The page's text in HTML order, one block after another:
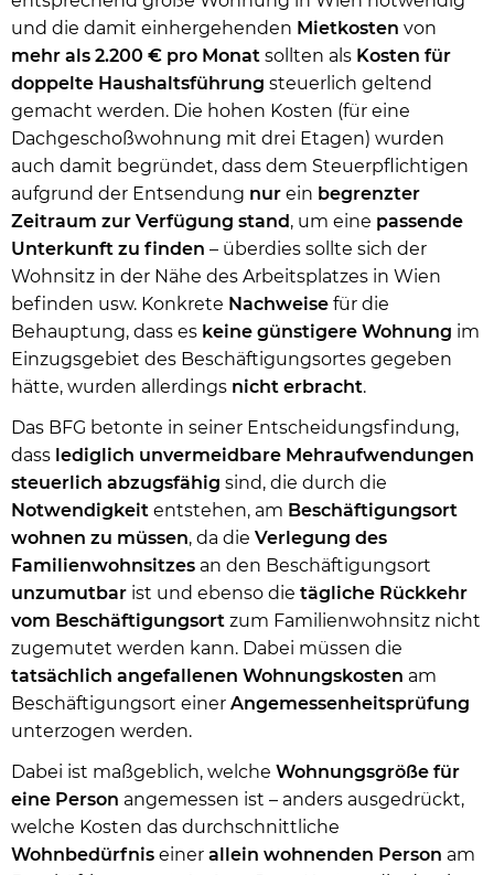
und die damit einhergehenden Mietkosten von
mehr als 2.200 € pro Monat sollten als Kosten für
doppelte Haushaltsführung steuerlich geltend
gemacht werden. Die hohen Kosten (für eine
Dachgeschoßwohnung mit drei Etagen) wurden
auch damit begründet, dass dem Steuerpflichtigen
aufgrund der Entsendung nur ein begrenzter
Zeitraum zur Verfügung stand, um eine passende
Unterkunft zu finden – überdies sollte sich der
Wohnsitz in der Nähe des Arbeitsplatzes in Wien
befinden usw. Konkrete Nachweise für die
Behauptung, dass es keine günstigere Wohnung im
Einzugsgebiet des Beschäftigungsortes gegeben
hätte, wurden allerdings nicht erbracht.
Das BFG betonte in seiner Entscheidungsfindung,
dass lediglich unvermeidbare Mehraufwendungen
steuerlich abzugsfähig sind, die durch die
Notwendigkeit entstehen, am Beschäftigungsort
wohnen zu müssen, da die Verlegung des
Familienwohnsitzes an den Beschäftigungsort
unzumutbar ist und ebenso die tägliche Rückkehr
vom Beschäftigungsort zum Familienwohnsitz nicht
zugemutet werden kann. Dabei müssen die
tatsächlich angefallenen Wohnungskosten am
Beschäftigungsort einer Angemessenheitsprüfung
unterzogen werden.
Dabei ist maßgeblich, welche Wohnungsgröße für
eine Person angemessen ist – anders ausgedrückt,
welche Kosten das durchschnittliche
Wohnbedürfnis einer allein wohnenden Person am